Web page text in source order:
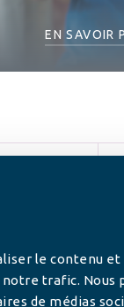
le contenu
trafic.
de médias
EN SAVOIR